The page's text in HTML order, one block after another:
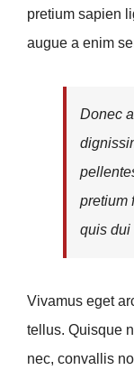
pretium sapien
augue a enim
Donec
pretium
quis dui
Vivamus eget
tellus. Quisque
nec, convallis